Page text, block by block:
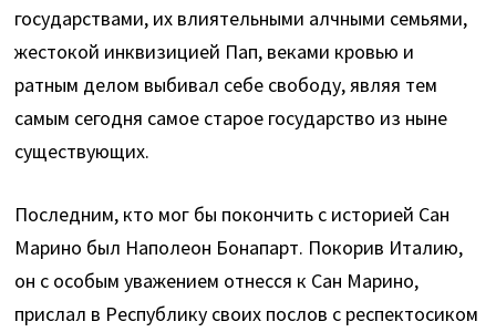
государствами, их влиятельными алчными семьями,
жестокой инквизицией Пап, веками кровью и
ратным делом выбивал себе свободу, являя тем
самым сегодня самое старое государство из ныне
существующих.
Последним, кто мог бы покончить с историей Сан
Марино был Наполеон Бонапарт. Покорив Италию,
он с особым уважением отнесся к Сан Марино,
прислал в Республику своих послов с респектосиком